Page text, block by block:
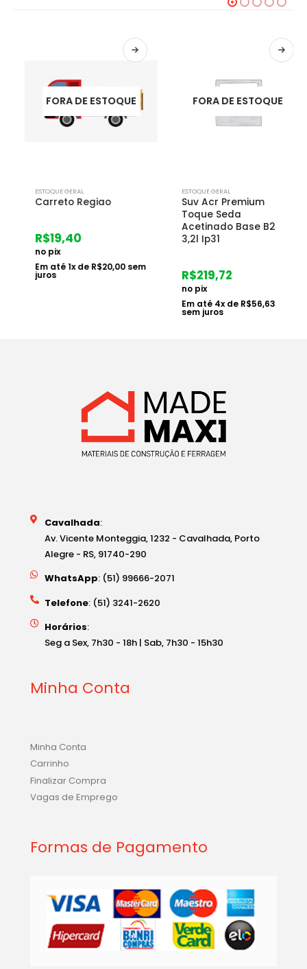
FORA DE ESTOQUE
ESTOQUE GERAL
Carreto Regiao
R$19,40
no pix
Em até1x deR$ 20,00sem
juros
FORA DE ESTOQUE
ESTOQUE GERAL
Suv Acr Premium
Toque Seda
Acetinado Base B2
3,2l Ip31
R$219,72
no pix
Em até4x deR$ 56,63
sem juros
Cavalhada:
Av. Vicente Monteggia, 1232 - Cavalhada, Porto
Alegre - RS, 91740-290
WhatsApp: (51) 99666-2071
Telefone: (51) 3241-2620
Horários:
Seg a Sex, 7h30 - 18h | Sab, 7h30 - 15h30
Minha Conta
Minha Conta
Carrinho
Finalizar Compra
Vagas de Emprego
Formas de Pagamento